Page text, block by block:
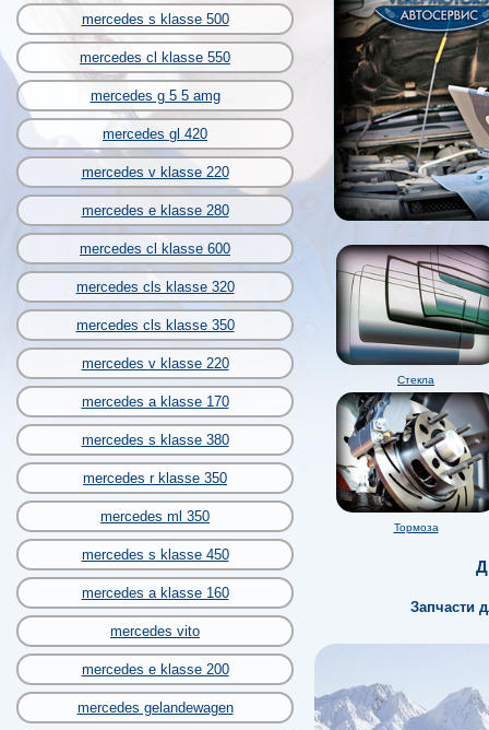
mercedes s klasse 500
mercedes cl klasse 550
mercedes g 5 5 amg
mercedes gl 420
mercedes v klasse 220
mercedes e klasse 280
mercedes cl klasse 600
mercedes cls klasse 320
mercedes cls klasse 350
mercedes v klasse 220
mercedes a klasse 170
mercedes s klasse 380
mercedes r klasse 350
mercedes ml 350
mercedes s klasse 450
mercedes a klasse 160
mercedes vito
mercedes e klasse 200
mercedes gelandewagen
Стекла
Тормоза
Запчасти